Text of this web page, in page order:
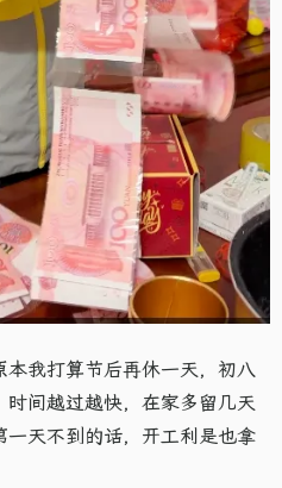
我打算节后再休一天，初八
间越过越快，在家多留几天
天不到的话，开工利是也拿